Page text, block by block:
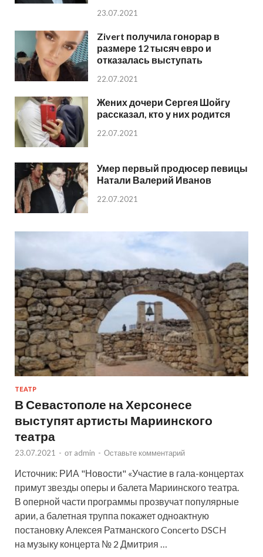
23.07.2021
Zivert получила гонорар в
размере 12 тысяч евро и
отказалась выступать
22.07.2021
Жених дочери Сергея Шойгу
рассказал, кто у них родится
22.07.2021
Умер первый продюсер певицы
Натали Валерий Иванов
22.07.2021
ТЕАТР
В Севастополе на Херсонесе
выступят артисты Мариинского
театра
23.07.2021 - от admin - Оставьте комментарий
Источник: РИА "Новости" «Участие в гала-концертах
примут звезды оперы и балета Мариинского театра.
В оперной части программы прозвучат популярные
арии, а балетная труппа покажет одноактную
постановку Алексея Ратманского Concerto DSCH
на музыку концерта № 2 Дмитрия …